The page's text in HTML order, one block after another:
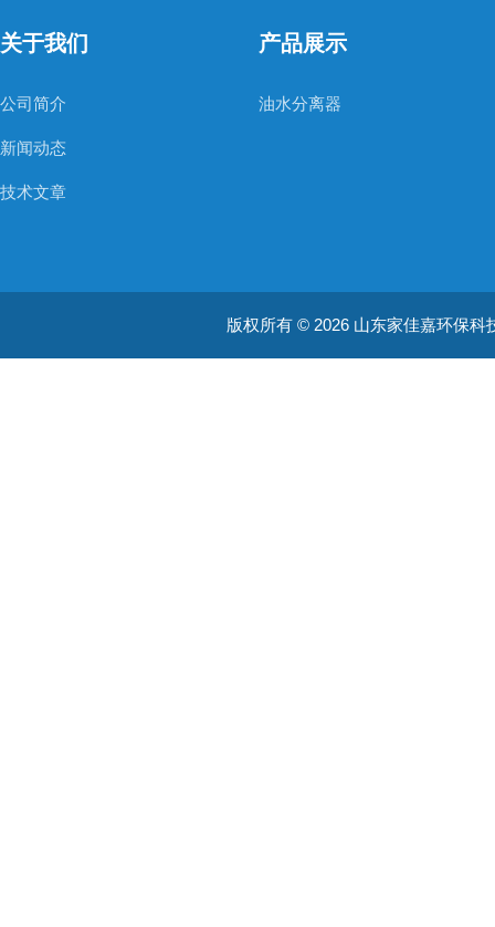
关于我们
公司简介
新闻动态
技术文章
产品展示
油水分离器
版权所有 © 2026 山东家佳嘉环保